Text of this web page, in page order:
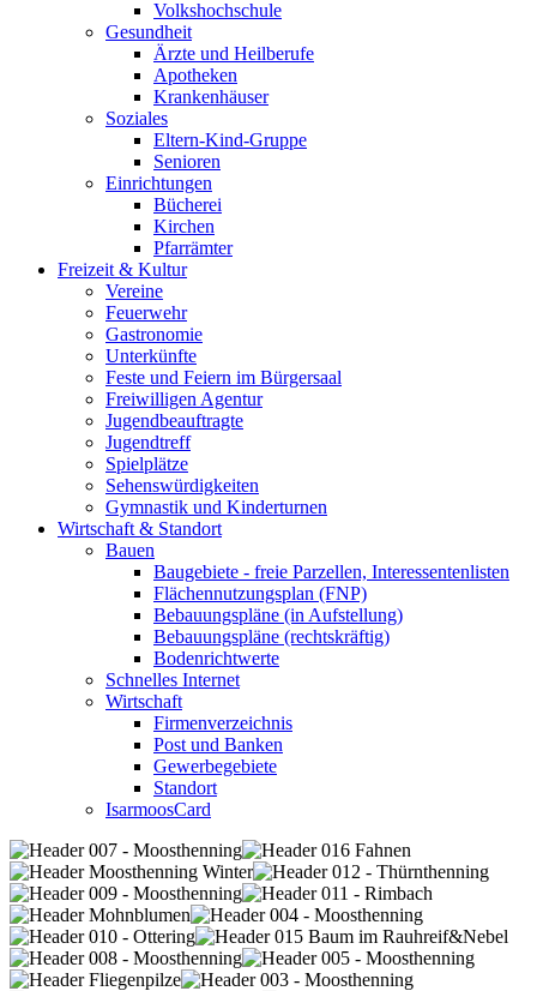
Volkshochschule
Gesundheit
Ärzte und Heilberufe
Apotheken
Krankenhäuser
Soziales
Eltern-Kind-Gruppe
Senioren
Einrichtungen
Bücherei
Kirchen
Pfarrämter
Freizeit & Kultur
Vereine
Feuerwehr
Gastronomie
Unterkünfte
Feste und Feiern im Bürgersaal
Freiwilligen Agentur
Jugendbeauftragte
Jugendtreff
Spielplätze
Sehenswürdigkeiten
Gymnastik und Kinderturnen
Wirtschaft & Standort
Bauen
Baugebiete - freie Parzellen, Interessentenlisten
Flächennutzungsplan (FNP)
Bebauungspläne (in Aufstellung)
Bebauungspläne (rechtskräftig)
Bodenrichtwerte
Schnelles Internet
Wirtschaft
Firmenverzeichnis
Post und Banken
Gewerbegebiete
Standort
IsarmoosCard